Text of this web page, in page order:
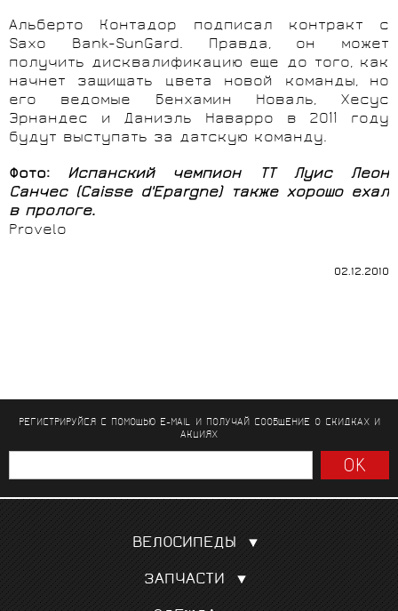
Альберто Контадор подписал контракт с
Saxo Bank-SunGard. Правда, он может
получить дисквалификацию еще до того, как
начнет защищать цвета новой команды, но
его ведомые Бенхамин Новаль, Хесус
Эрнандес и Даниэль Наварро в 2011 году
будут выступать за датскую команду.
Фото: Испанский чемпион TT Луис Леон
Санчес (Caisse d'Epargne) также хорошо ехал
в прологе.
Provelo
02.12.2010
РЕГИСТРИРУЙСЯ С ПОМОЩЬЮ E-MAIL И ПОЛУЧАЙ СООБЩЕНИЕО СКИДКАХ И
АКЦИЯХ
ВЕЛОСИПЕДЫ
Шоссейные
Гравел, кроссовые
ЗАПЧАСТИ